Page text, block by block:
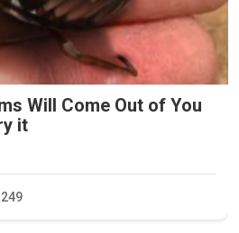
Will Come Out of You
it
249